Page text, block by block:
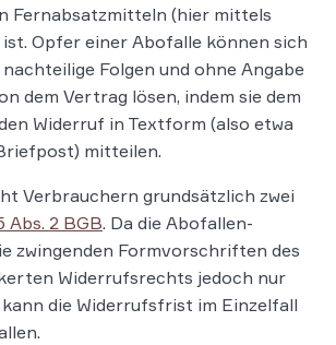
Fernabsatzmitteln (hier mittels
Opfer einer Abofalle können sich
Folgen und ohne Angabe
dem Vertrag lösen, indem sie dem
Widerruf in Textform (also etwa
mitteilen.
Verbrauchern grundsätzlich zwei
Abs. 2 BGB. Da die Abofallen-
zwingenden Formvorschriften des
Widerrufsrechts jedoch nur
die Widerrufsfrist im Einzelfall